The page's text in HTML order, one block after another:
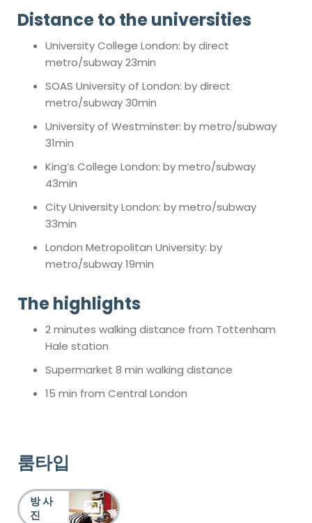
Distance to the universities
University College London: by direct
metro/subway 23min
SOAS University of London: by direct
metro/subway 30min
University of Westminster: by metro/subway
31min
King’s College London: by metro/subway
43min
City University London: by metro/subway
33min
London Metropolitan University: by
metro/subway 19min
The highlights
2 minutes walking distance from Tottenham
Hale station
Supermarket 8 min walking distance
15 min from Central London
룸타입
방 사
진